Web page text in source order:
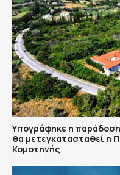
Υπογράφηκε η
θα μετεγκατασταθεί η
Κομοτηνής